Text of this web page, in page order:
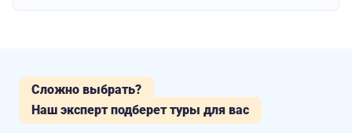
Сложно выбрать?
Наш эксперт подберет туры для вас